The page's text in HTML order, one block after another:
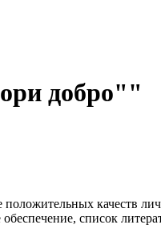
добро""
качеств
список